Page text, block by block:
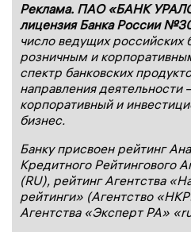
Реклама. ПАО «БАНК
лицензия Банка России
число ведущих российских
розничным и
спектр банковских
направления деятельности
корпоративный и
бизнес.
Банку присвоен рейтинг
Кредитного Рейтингового
(RU), рейтинг Агентства
рейтинги» (Агентство
Агентства «Эксперт РА»